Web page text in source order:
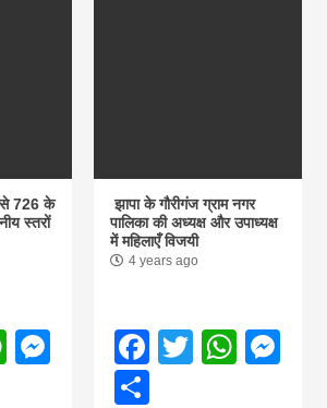
से 726 के
स्तरों
WhatsApp
Messenger
झापा के गौरीगंज ग्राम नगर
पालिका की अध्यक्ष और उपाध्यक्ष
में महिलाएँ विजयी
4 years ago
Facebook
Twitter
Share